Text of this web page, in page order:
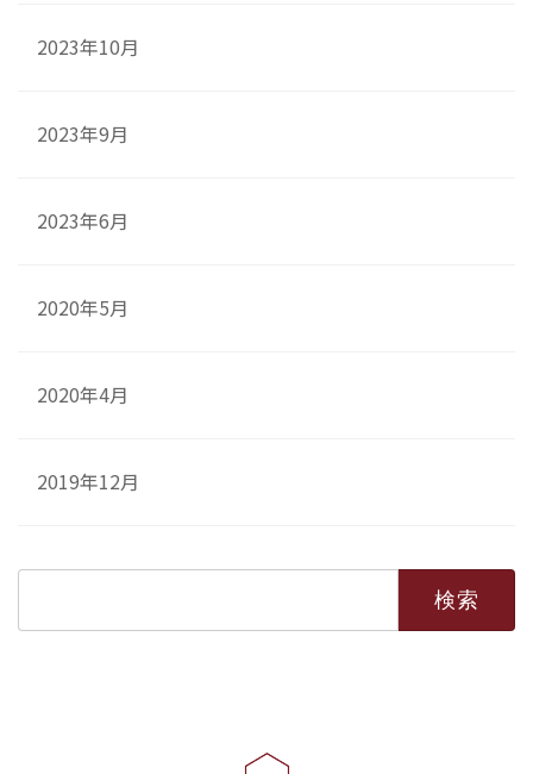
2023年10月
2023年9月
2023年6月
2020年5月
2020年4月
2019年12月